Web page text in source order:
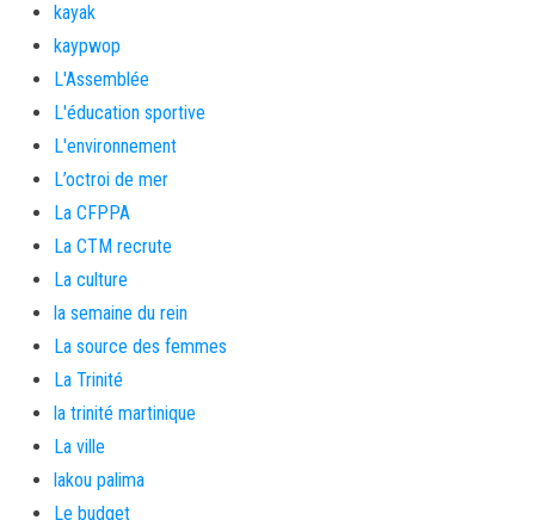
kayak
kaypwop
L'Assemblée
L'éducation sportive
L'environnement
L’octroi de mer
La CFPPA
La CTM recrute
La culture
la semaine du rein
La source des femmes
La Trinité
la trinité martinique
La ville
lakou palima
Le budget